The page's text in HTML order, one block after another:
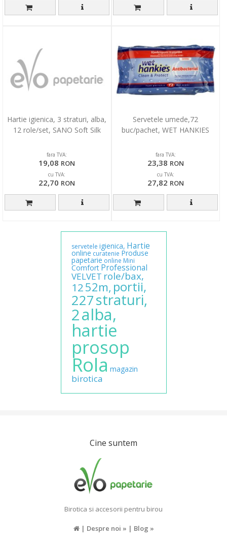
Hartie igienica, 3 straturi, alba,
12 role/set, SANO Soft Silk
fara TVA:
19,08 RON
cu TVA:
22,70 RON
Servetele umede,72
buc/pachet, WET HANKIES
fara TVA:
23,38 RON
cu TVA:
27,82 RON
servetele igienica, Hartie
online curatenie Produse
papetarie online Mini
Comfort Professional
VELVET role/bax,
1252m, portii,
227straturi,
2alba,
hartie
prosop
Rola magazin
birotica
Cine suntem
Birotica si accesorii pentru birou
| Despre noi » | Blog »